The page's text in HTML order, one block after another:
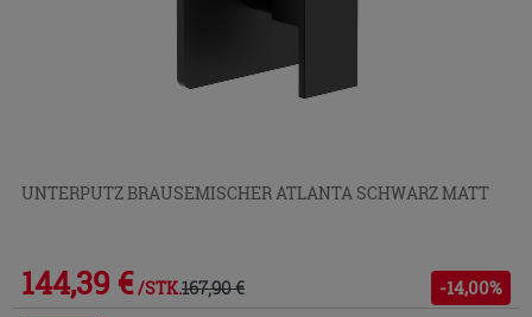
UNTERPUTZ BRAUSEMISCHER ATLANTA SCHWARZ MATT
144,39 € /STK.167,90 € -14,00%